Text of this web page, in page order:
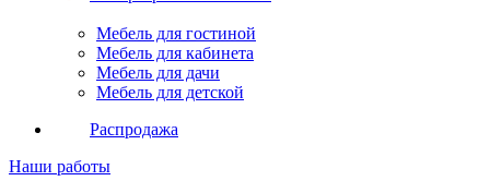
Мебель для гостиной
Мебель для кабинета
Мебель для дачи
Мебель для детской
Распродажа
Наши работы